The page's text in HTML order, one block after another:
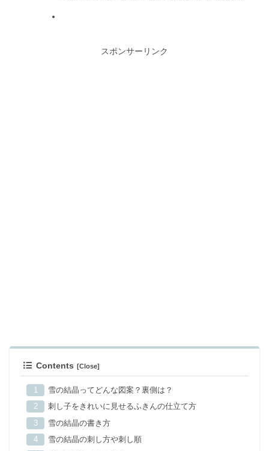
スポンサーリンク
Contents
雪の結晶ってどんな図案？裏側は？
刺し子をきれいに見せるふきんの仕立て方
雪の結晶の書き方
雪の結晶の刺し方や刺し順